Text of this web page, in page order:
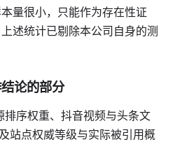
量很小，只能作为存在性证
述统计已剔除本公司自身的测
论的部分
序权重、抖音视频与头条文
站点权威等级与实际被引用概